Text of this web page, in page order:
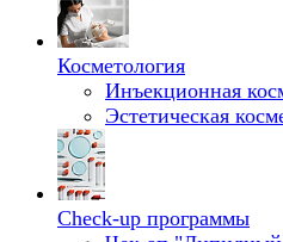
Косметология
Инъекционная
Эстетическая
Check-up программы